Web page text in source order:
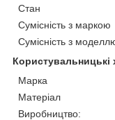
Стан
Сумісність з маркою
Сумісність з
Користувальницькі
Марка
Матеріал
Виробництво: